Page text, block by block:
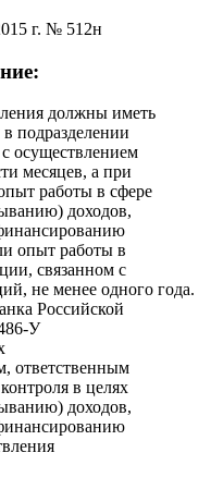
г. № 512н
должны иметь
подразделении
осуществлением
месяцев, а при
работы в сфере
доходов,
опыт работы в
связанном с
не менее одного года.
Российской
У
ответственным
в целях
доходов,